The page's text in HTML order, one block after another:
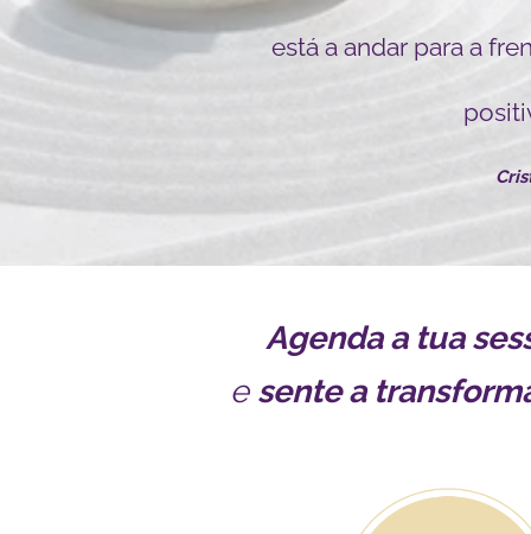
está a andar para a
Agenda a tua
e sente a